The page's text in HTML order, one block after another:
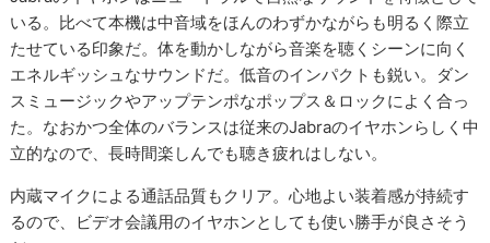
いる。比べて本機は中音域をほんのわずかながらも明るく際立
たせている印象だ。体を動かしながら音楽を聴くシーンに向く
エネルギッシュなサウンドだ。低音のインパクトも鋭い。ダン
スミュージックやアップテンポなポップス＆ロックによく合っ
た。なおかつ全体のバランスは従来のJabraのイヤホンらしく中
立的なので、長時間楽しんでも聴き疲れはしない。
内蔵マイクによる通話品質もクリア。心地よい装着感が持続す
るので、ビデオ会議用のイヤホンとしても使い勝手が良さそう